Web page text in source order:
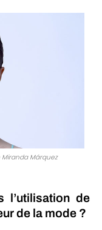
Miranda Márquez
l’utilisation de
de la mode ?